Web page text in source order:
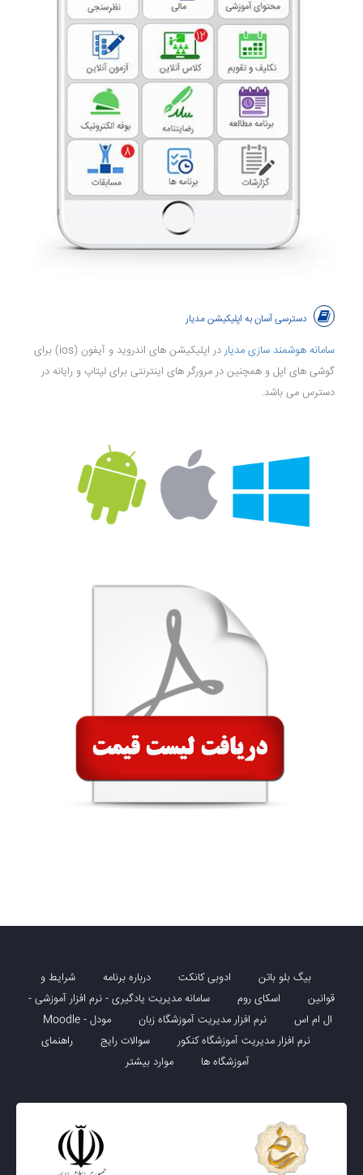
دسترسی آسان به اپلیکیشن مدیار
سامانه هوشمند سازی مدیار
در اپلیکیشن های اندروید و آیفون (ios) برای
گوشی های اپل و همچنین در مرورگر های اینترنتی برای لپتاپ و رایانه در
دسترس می باشد.
بیگ بلو باتن ادوبی کانکت درباره برنامه
شرایط و
قوانین
اسکای روم
سامانه مدیریت یادگیری - نرم افزار آموزشی -
ال ام اس
نرم افزار مدیریت آموزشگاه زبان
مودل - Moodle
نرم افزار مدیریت آموزشگاه کنکور
سوالات رایج
راهنمای
آموزشگاه ها
موارد بیشتر